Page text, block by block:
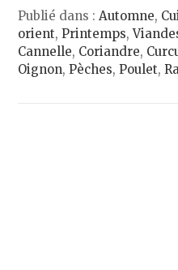
Publié dans :Automne,
orient,Printemps,
Cannelle, Coriandre,
Oignon,Pèches,Poulet,